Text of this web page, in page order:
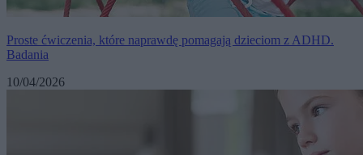
Proste ćwiczenia, które naprawdę pomagają dzieciom z ADHD.
Badania
10/04/2026